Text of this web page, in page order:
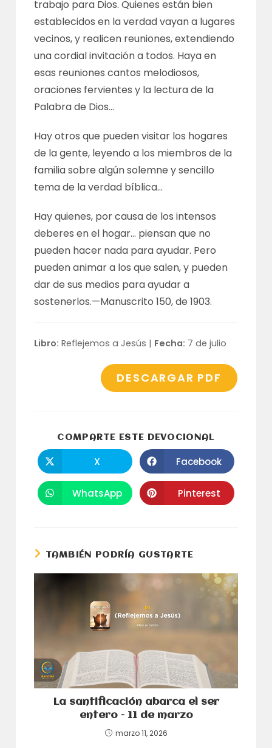
trabajo para Dios. Quienes están bien
establecidos en la verdad vayan a lugares
vecinos, y realicen reuniones, extendiendo
una cordial invitación a todos. Haya en
esas reuniones cantos melodiosos,
oraciones fervientes y la lectura de la
Palabra de Dios…
Hay otros que pueden visitar los hogares
de la gente, leyendo a los miembros de la
familia sobre algún solemne y sencillo
tema de la verdad bíblica…
Hay quienes, por causa de los intensos
deberes en el hogar… piensan que no
pueden hacer nada para ayudar. Pero
pueden animar a los que salen, y pueden
dar de sus medios para ayudar a
sostenerlos.—Manuscrito 150, de 1903.
Libro: Reflejemos a Jesús | Fecha: 7 de julio
DESCARGAR PDF
COMPARTE ESTE DEVOCIONAL
abre
en
una
nueva
ventana
X Se
abre
en
una
nueva
ventana
Facebook
Se
abre
WhatsApp Se
abre
Pinterest
TAMBIÉN PODRÍA GUSTARTE
La santificación abarca el ser
entero – 11 de marzo
marzo 11, 2026